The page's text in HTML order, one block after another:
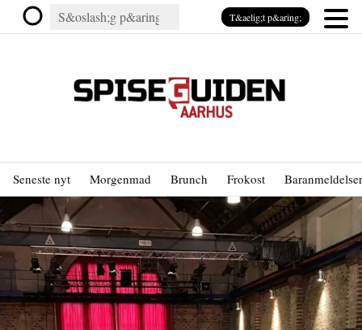
Seneste nyt Morgenmad Brunch Frokost Baranmeldelser
T&aelig;t p&aring;